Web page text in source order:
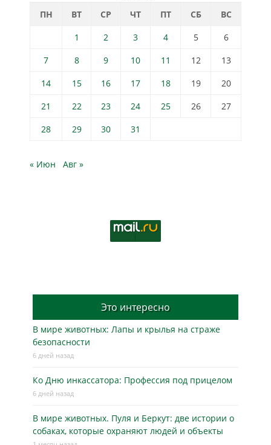
ПН ВТ СР ЧТ ПТ СБ
ВС
1
2 3 4 5
6
7
8 9 10 11 12
13
14
15 16 17 18 19
20
21
22 23 24 25 26
27
28
29 30 31
« Июн Авг »
Это интересно
В мире животных: Лапы и крылья на страже
безопасности
6 дней назад
Ко Дню инкассатора: Профессия под прицелом
6 дней назад
В мире животных. Пуля и Беркут: две истории о
собаках, которые охраняют людей и объекты